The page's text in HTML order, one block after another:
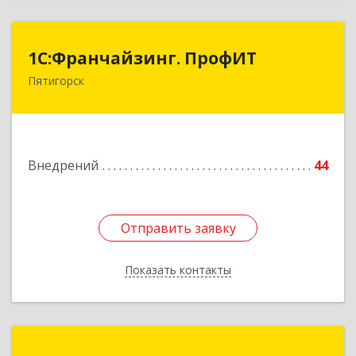
1С:Франчайзинг. ПрофИТ
Пятигорск
Внедрений 44
Отправить заявку
Показать контакты
1С:Франчайзинг. ПрофИТ
357500, Ставропольский край, Пятигорск г,
Отправить заявку
Назад